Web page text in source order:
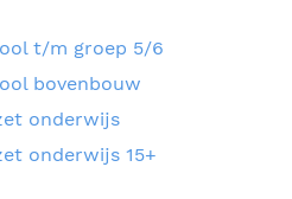
t/m groep 5/6
bovenbouw
onderwijs
onderwijs 15+